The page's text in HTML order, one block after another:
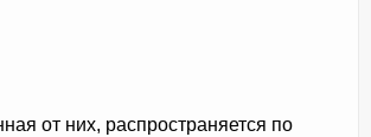
от них, распространяется по